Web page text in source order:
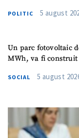
POLITIC 5 august
Un parc fotovoltaic
MWh, va fi construit
SOCIAL 5 august